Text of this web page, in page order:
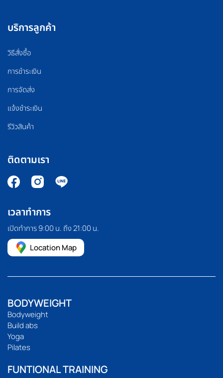
บริการลูกค้า
วิธีสั่งซื้อ
การชำระเงิน
การจัดส่ง
แจ้งชำระเงิน
รีวิวสินค้า
ติดตามเรา
เวลาทำการ
เปิดทำการ 9:00 น. ถึง 21:00 น.
Location Map
BODYWEIGHT
Bodyweight
Build abs
Yoga
Pilates
FUNTIONAL TRAINING